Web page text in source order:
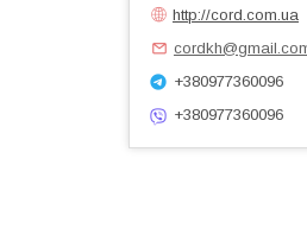
http://cord.com.ua
+380977360096
+380977360096